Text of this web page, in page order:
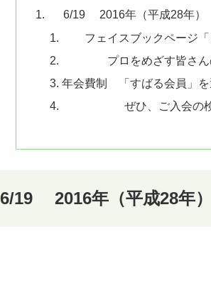
6/19 2016年（平成28年）
フェイスブックページ「
プロをめざす皆さん
年会費制 「すばる会員」を
ぜひ、ご入会の
6/19 2016年（平成28年